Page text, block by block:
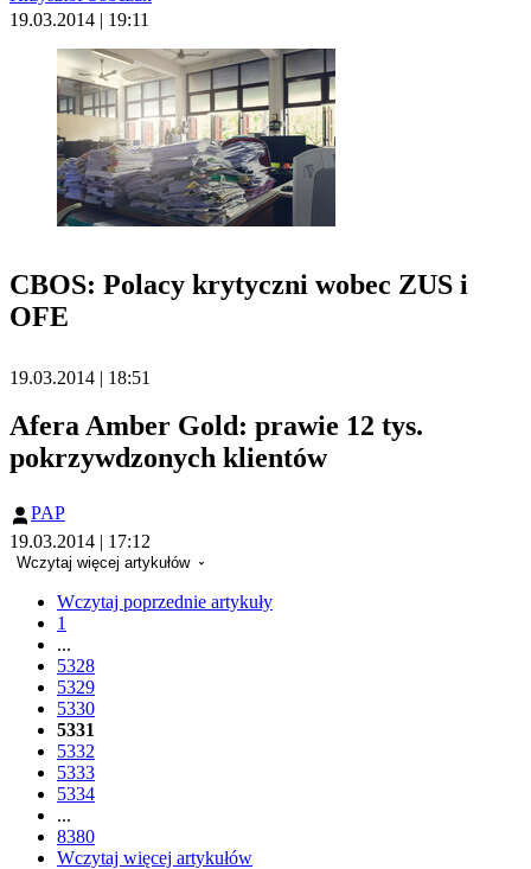
19.03.2014 | 19:11
CBOS: Polacy krytyczni wobec ZUS i
OFE
19.03.2014 | 18:51
Afera Amber Gold: prawie 12 tys.
pokrzywdzonych klientów
PAP
19.03.2014 | 17:12
Wczytaj więcej artykułów
Wczytaj poprzednie artykuły
1
...
5328
5329
5330
5331
5332
5333
5334
...
8380
Wczytaj więcej artykułów